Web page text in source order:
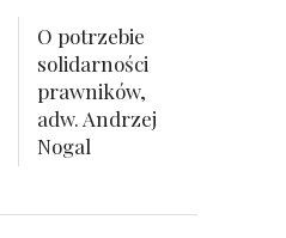
O potrzebie
solidarności
prawników,
adw. Andrzej
Nogal